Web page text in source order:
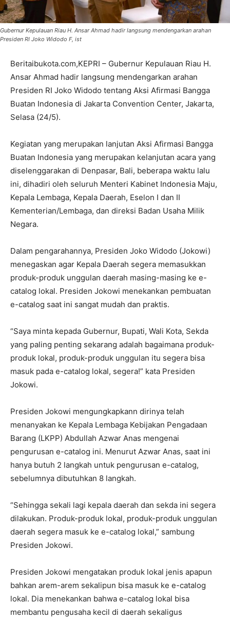
Gubernur Kepulauan Riau H. Ansar Ahmad hadir langsung mendengarkan arahan
Presiden RI Joko Widodo F, ist
Beritaibukota.com,KEPRI – Gubernur Kepulauan Riau H.
Ansar Ahmad hadir langsung mendengarkan arahan
Presiden RI Joko Widodo tentang Aksi Afirmasi Bangga
Buatan Indonesia di Jakarta Convention Center, Jakarta,
Selasa (24/5).
Kegiatan yang merupakan lanjutan Aksi Afirmasi Bangga
Buatan Indonesia yang merupakan kelanjutan acara yang
diselenggarakan di Denpasar, Bali, beberapa waktu lalu
ini, dihadiri oleh seluruh Menteri Kabinet Indonesia Maju,
Kepala Lembaga, Kepala Daerah, Eselon I dan II
Kementerian/Lembaga, dan direksi Badan Usaha Milik
Negara.
Dalam pengarahannya, Presiden Joko Widodo (Jokowi)
menegaskan agar Kepala Daerah segera memasukkan
produk-produk unggulan daerah masing-masing ke e-
catalog lokal. Presiden Jokowi menekankan pembuatan
e-catalog saat ini sangat mudah dan praktis.
“Saya minta kepada Gubernur, Bupati, Wali Kota, Sekda
yang paling penting sekarang adalah bagaimana produk-
produk lokal, produk-produk unggulan itu segera bisa
masuk pada e-catalog lokal, segera!” kata Presiden
Jokowi.
Presiden Jokowi mengungkapkann dirinya telah
menanyakan ke Kepala Lembaga Kebijakan Pengadaan
Barang (LKPP) Abdullah Azwar Anas mengenai
pengurusan e-catalog ini. Menurut Azwar Anas, saat ini
hanya butuh 2 langkah untuk pengurusan e-catalog,
sebelumnya dibutuhkan 8 langkah.
“Sehingga sekali lagi kepala daerah dan sekda ini segera
dilakukan. Produk-produk lokal, produk-produk unggulan
daerah segera masuk ke e-catalog lokal,” sambung
Presiden Jokowi.
Presiden Jokowi mengatakan produk lokal jenis apapun
bahkan arem-arem sekalipun bisa masuk ke e-catalog
lokal. Dia menekankan bahwa e-catalog lokal bisa
membantu pengusaha kecil di daerah sekaligus